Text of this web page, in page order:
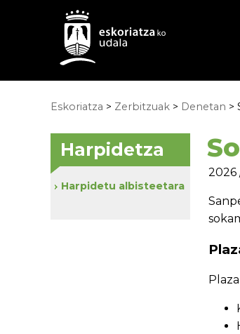
Eskoriatza > Zerbitzuak > Denetan >
2026
Harpidetza
Harpidetu albisteetara